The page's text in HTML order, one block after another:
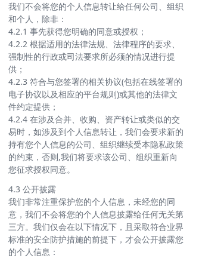
我们不会将您的个人信息转让给任何公司、组织
和个人，除非：
4.2.1 事先获得您明确的同意或授权；
4.2.2 根据适用的法律法规、法律程序的要求、
强制性的行政或司法要求所必须的情况进行提
供；
4.2.3 符合与您签署的相关协议(包括在线签署的
电子协议以及相应的平台规则)或其他的法律文
件约定提供；
4.2.4 在涉及合并、收购、资产转让或类似的交
易时，如涉及到个人信息转让，我们会要求新的
持有您个人信息的公司、组织继续受本隐私政策
的约束，否则,我们将要求该公司、组织重新向
您征求授权同意。
4.3 公开披露
我们非常注重保护您的个人信息，未经您的同
意，我们不会将您的个人信息披露给任何无关第
三方。我们仅会在以下情况下，且采取符合业界
标准的安全防护措施的前提下，才会公开披露您
的个人信息：